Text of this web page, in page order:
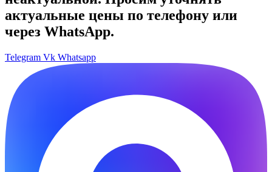
актуальные цены по телефону или
через WhatsApp.
Telegram Vk Whatsapp